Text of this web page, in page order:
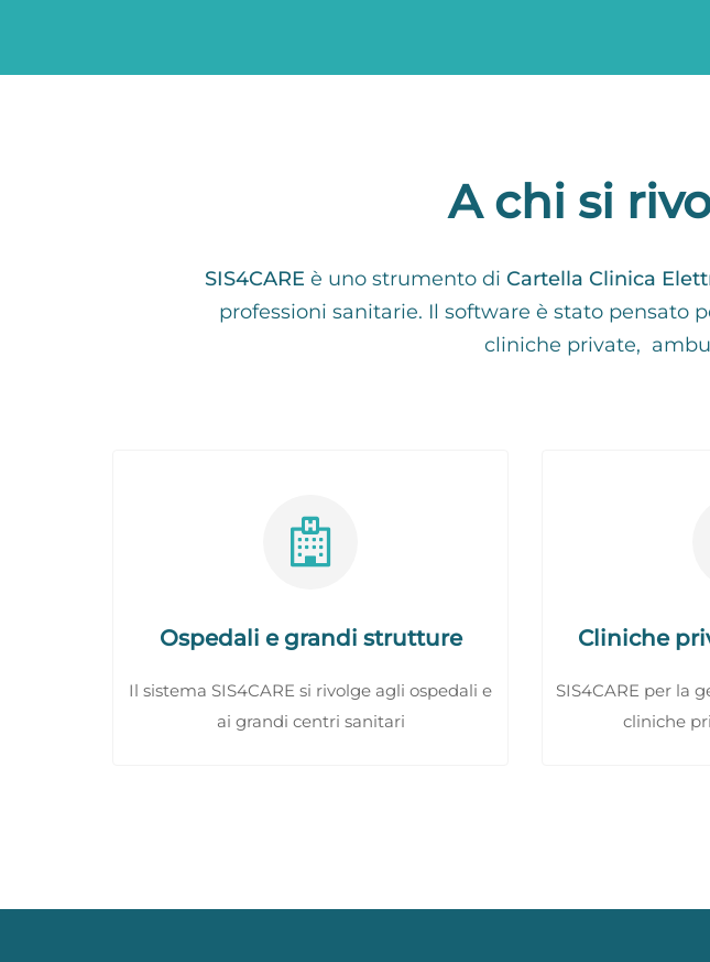
A chi si
SIS4CARE è uno strumento di Cartella Clinica
professioni sanitarie. Il software è stato pensato
cliniche private,
Ospedali e grandi strutture
Il sistema SIS4CARE si rivolge agli ospedali e
ai grandi centri sanitari
Cliniche
SIS4CARE per la
cliniche